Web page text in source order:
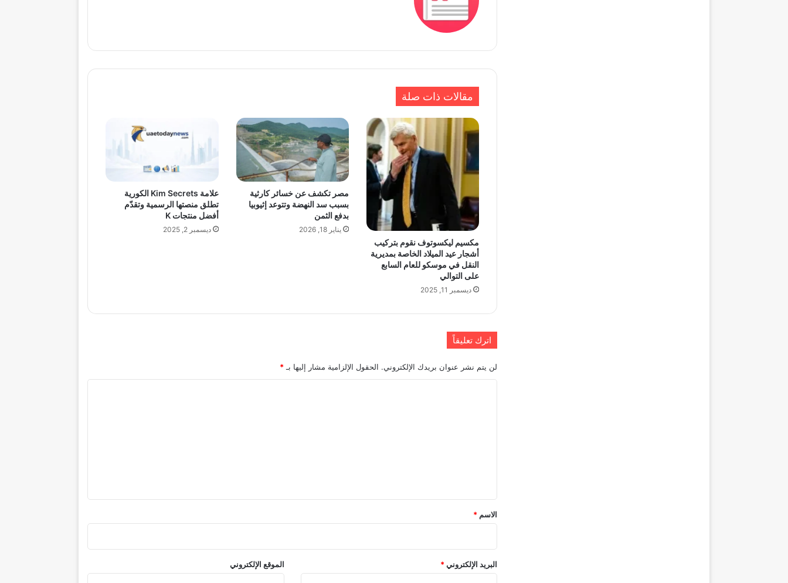
مقالات ذات صلة
مكسيم ليكسوتوف نقوم بتركيب
أشجار عيد الميلاد الخاصة بمديرية
النقل في موسكو للعام السابع
على التوالي
ديسمبر 11, 2025
مصر تكشف عن خسائر كارثية
بسبب سد النهضة وتتوعد إثيوبيا
بدفع الثمن
يناير 18, 2026
علامة Kim Secrets الكورية
تطلق منصتها الرسمية وتقدّم
أفضل منتجات K
ديسمبر 2, 2025
اترك تعليقاً
لن يتم نشر عنوان بريدك الإلكتروني. الحقول الإلزامية مشار إليها بـ *
*
الاسم *
البريد الإلكتروني* الموقع الإلكتروني